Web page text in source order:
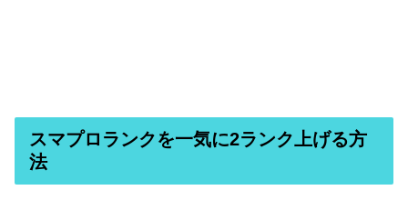
スマプロランクを一気に2ランク上げる方
法